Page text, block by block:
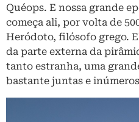
Quéops. E nossa grande
começa ali, por volta de
Heródoto, filósofo grego.
da parte externa da
tanto estranha, uma
bastante juntas e